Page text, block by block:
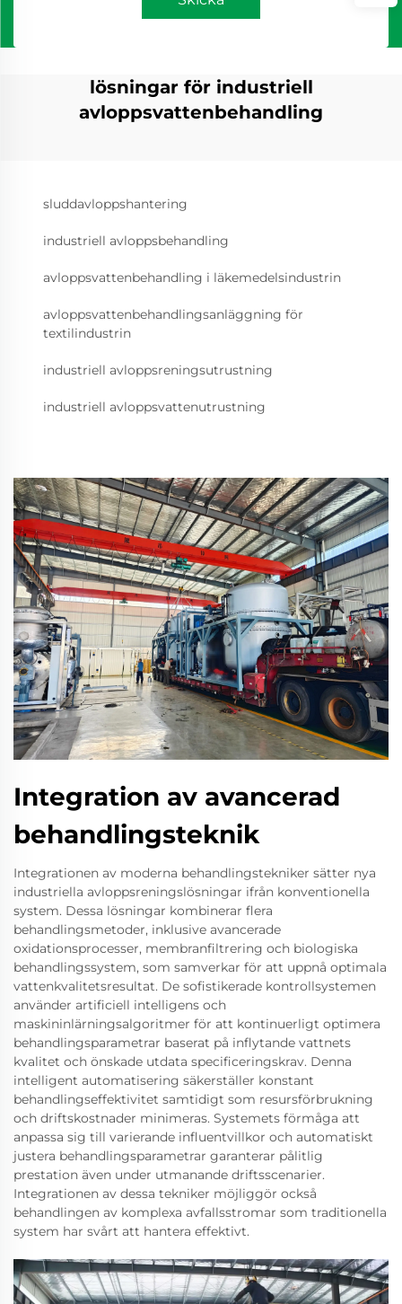
lösningar för industriell
avloppsvattenbehandling
sluddavloppshantering
industriell avloppsbehandling
avloppsvattenbehandling i läkemedelsindustrin
avloppsvattenbehandlingsanläggning för
textilindustrin
industriell avloppsreningsutrustning
industriell avloppsvattenutrustning
Integration av avancerad
behandlingsteknik
Integrationen av moderna behandlingstekniker sätter nya
industriella avloppsreningslösningar ifrån konventionella
system. Dessa lösningar kombinerar flera
behandlingsmetoder, inklusive avancerade
oxidationsprocesser, membranfiltrering och biologiska
behandlingssystem, som samverkar för att uppnå optimala
vattenkvalitetsresultat. De sofistikerade kontrollsystemen
använder artificiell intelligens och
maskininlärningsalgoritmer för att kontinuerligt optimera
behandlingsparametrar baserat på inflytande vattnets
kvalitet och önskade utdata specificeringskrav. Denna
intelligent automatisering säkerställer konstant
behandlingseffektivitet samtidigt som resursförbrukning
och driftskostnader minimeras. Systemets förmåga att
anpassa sig till varierande influentvillkor och automatiskt
justera behandlingsparametrar garanterar pålitlig
prestation även under utmanande driftsscenarier.
Integrationen av dessa tekniker möjliggör också
behandlingen av komplexa avfallsstromar som traditionella
system har svårt att hantera effektivt.